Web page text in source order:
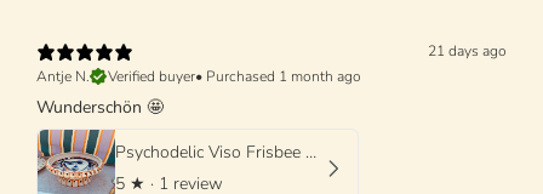
21 days ago
Antje N.
Verified buyer• Purchased 1 month ago
Wunderschön 🤩
Psychodelic Viso Frisbee High Plate - 25cm UNIQUE PIECE - ONLY 1 X AVAILABLE
5 ★ · 1 review